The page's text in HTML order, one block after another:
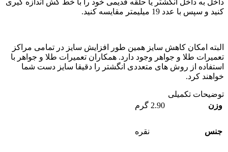
داخل به داخل انگشتر یا حلقه قدیمی خود را با خط کش اندازه گیری
کنید و سپس با عدد 19 میلیمتر مقایسه کنید.
البته امکان کاهش سایز همین طور افزایش سایز در تمامی مراکز
تعمیرات طلا و جواهر وجود دارد. همکاران تعمیرات طلا و جواهر با
استفاده از روش های متعددی انگشتر را دقیقا سایز دست شما
خواهند کرد.
توضیحات تکمیلی
وزن
2.90 گرم
جنس نقره